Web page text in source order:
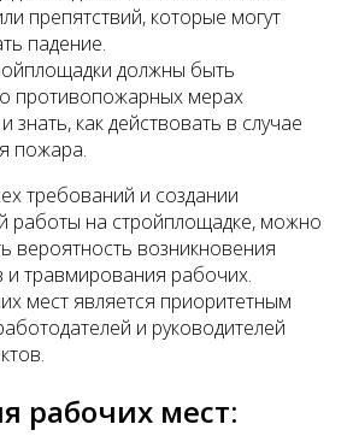
препятствий, которые могут
падение.
должны быть
противопожарных мерах
знать, как действовать в случае
пожара.
требований и создании
работы на стройплощадке, можно
вероятность возникновения
и травмирования рабочих.
мест является приоритетным
и руководителей
рабочих мест: